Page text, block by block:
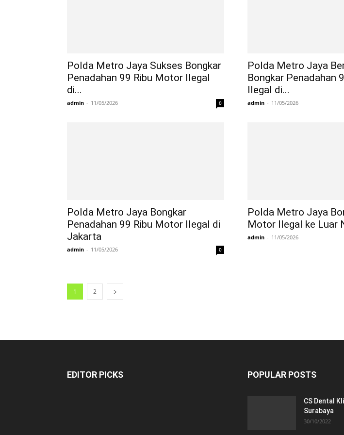
Polda Metro Jaya Sukses Bongkar
Penadahan 99 Ribu Motor Ilegal
di...
admin - 11/05/2026 0
Polda Metro Jaya
Bongkar Penadahan
Ilegal di...
admin - 11/05/2026
Polda Metro Jaya Bongkar
Penadahan 99 Ribu Motor Ilegal di
Jakarta
admin - 11/05/2026 0
Polda Metro Jaya
Motor Ilegal ke Luar
admin - 11/05/2026
1 2
EDITOR PICKS POPULAR POSTS
CS Dental
Surabaya
30/10/2022